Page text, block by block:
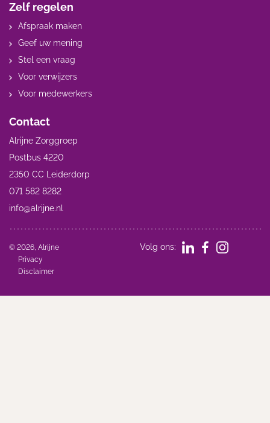
Zelf regelen
Afspraak maken
Geef uw mening
Stel een vraag
Voor verwijzers
Voor medewerkers
Contact
Alrijne Zorggroep
Postbus 4220
2350 CC Leiderdorp
071 582 8282
info@alrijne.nl
© 2026, Alrijne
Privacy
Disclaimer
Volg ons: